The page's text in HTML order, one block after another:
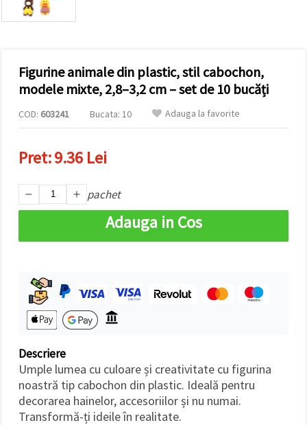
relevante,
analiză și
marketing.
acord să
utilizați
toate
urile făcând
clic pe
toate!" Sau
indicați
selectând
făcând clic
pe butonul
"Salvați"
toate!
Setări
Figurine animale din plastic, stil cabochon,
modele mixte, 2,8–3,2 cm – set de 10 bucăți
COD: 603241 Bucata: 10 Adauga la favorite
Pret:9.36 Lei
pachet
Adauga in Cos
Descriere
Umple lumea cu culoare și creativitate cu figurina
noastră tip cabochon din plastic. Ideală pentru
decorarea hainelor, accesoriilor și nu numai.
Transformă-ți ideile în realitate.